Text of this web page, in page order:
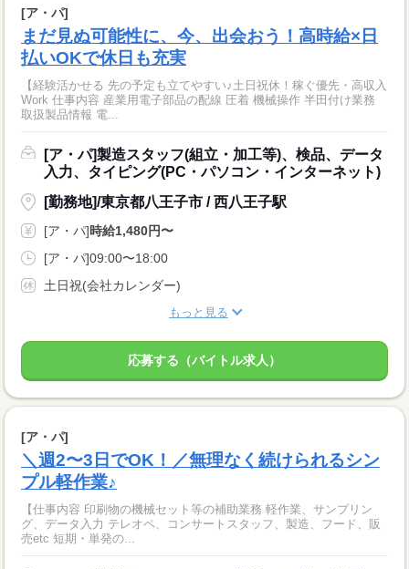
[ア・パ]
まだ見ぬ可能性に、今、出会おう！高時給×日
払いOKで休日も充実
【経験活かせる 先の予定も立てやすい♪土日祝休！稼ぐ優先・高収入
Work 仕事内容 産業用電子部品の配線 圧着 機械操作 半田付け業務
取扱製品情報 電...
[ア・パ]製造スタッフ(組立・加工等)、検品、データ
入力、タイピング(PC・パソコン・インターネット)
[勤務地]/東京都八王子市 / 西八王子駅
[ア・パ]時給1,480円〜
[ア・パ]09:00〜18:00
土日祝(会社カレンダー)
もっと見る
応募する（バイトル求人）
[ア・パ]
＼週2〜3日でOK！／無理なく続けられるシン
プル軽作業♪
【仕事内容 印刷物の機械セット等の補助業務 軽作業、サンプリン
グ、データ入力 テレオペ、コンサートスタッフ、製造、フード、販
売etc 短期・単発の...